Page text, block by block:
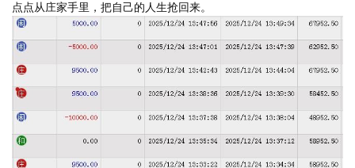
点点从庄家手里，把自己的人生抢回来。